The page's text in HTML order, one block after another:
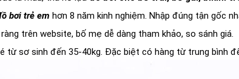
bơi trẻ em hơn 8 năm kinh nghiệm. Nhập đúng tận gốc
trên website, bố mẹ dễ dàng tham khảo, so sánh giá.
từ sơ sinh đến 35-40kg. Đặc biệt có hàng từ trung bình